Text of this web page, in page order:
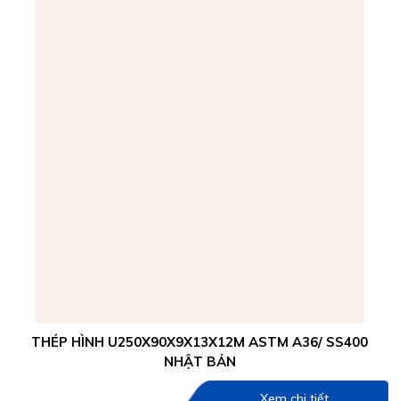
THÉP HÌNH U250X90X9X13X12M ASTM A36/ SS400
NHẬT BẢN